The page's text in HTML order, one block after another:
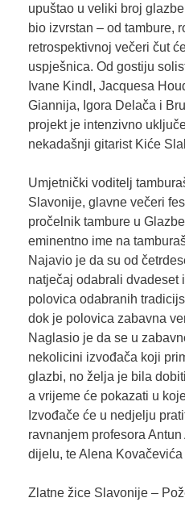
upuštao u veliki broj
bio izvrstan – od tambure,
retrospektivnoj večeri čut
uspješnica. Od gostiju
Ivane Kindl, Jacquesa
Giannija, Igora Delača i
projekt je intenzivno
nekadašnji gitarist Kiće
Umjetnički voditelj
Slavonije, glavne večeri
pročelnik tambure u
eminentno ime na
Najavio je da su od
natječaj odabrali dvadeset
polovica odabranih
dok je polovica zabavna
Naglasio je da se u
nekolicini izvođača koji
glazbi, no želja je bila
a vrijeme će pokazati u
Izvođače će u nedjelju
ravnanjem profesora
dijelu, te Alena
Zlatne žice Slavonije –